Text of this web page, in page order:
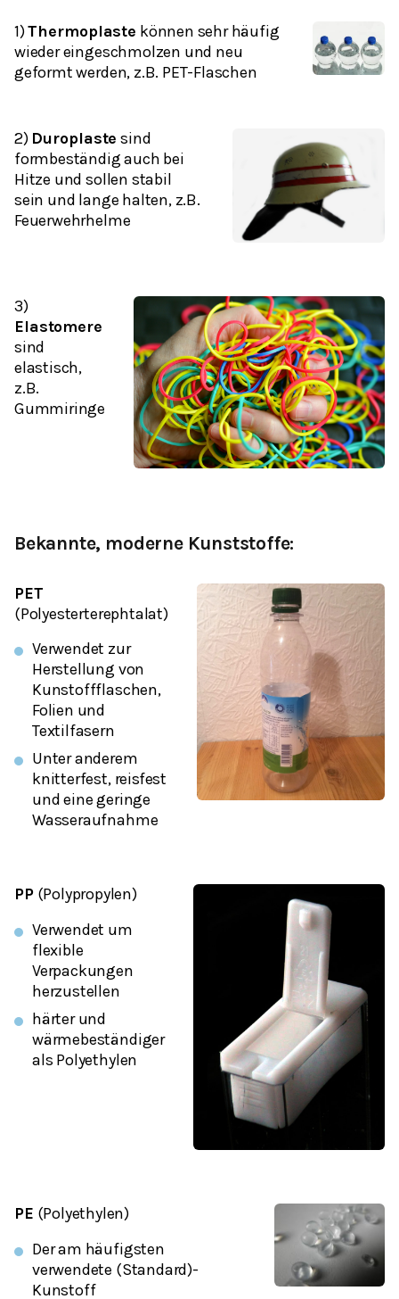
1)Thermoplaste können sehr häufig
wieder eingeschmolzen und neu
geformt werden, z.B. PET-Flaschen
2) Duroplaste sind
formbeständig auch bei
Hitze und sollen stabil
sein und lange halten, z.B.
Feuerwehrhelme
3)
Elastomere
sind
elastisch,
z.B.
Gummiringe
Bekannte, moderne Kunststoffe:
PET
(Polyesterterephtalat)
Verwendet zur
Herstellung von
Kunstoffflaschen,
Folien und
Textilfasern
Unter anderem
knitterfest, reisfest
und eine geringe
Wasseraufnahme
PP(Polypropylen)
Verwendet um
flexible
Verpackungen
herzustellen
härter und
wärmebeständiger
als Polyethylen
PE (Polyethylen)
Der am häufigsten
verwendete (Standard)-
Kunstoff